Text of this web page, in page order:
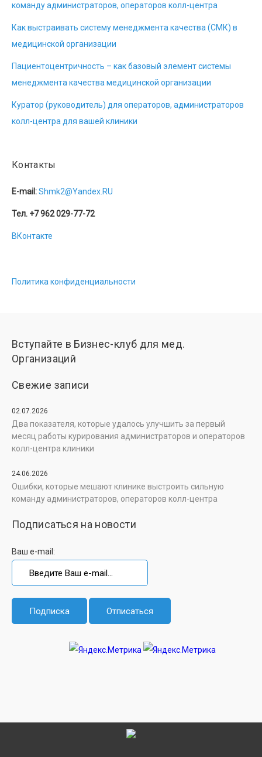
команду администраторов, операторов колл-центра
Как выстраивать систему менеджмента качества (СМК) в
медицинской организации
Пациентоцентричность – как базовый элемент системы
менеджмента качества медицинской организации
Куратор (руководитель) для операторов, администраторов
колл-центра для вашей клиники
Контакты
E-mail:Shmk2@Yandex.RU
Тел. +7 962 029-77-72
ВКонтакте
Политика конфиденциальности
Вступайте в Бизнес-клуб для мед.
Организаций
Свежие записи
02.07.2026
Два показателя, которые удалось улучшить за первый
месяц работы курирования администраторов и операторов
колл-центра клиники
24.06.2026
Ошибки, которые мешают клинике выстроить сильную
команду администраторов, операторов колл-центра
Подписаться на новости
Ваш e-mail: